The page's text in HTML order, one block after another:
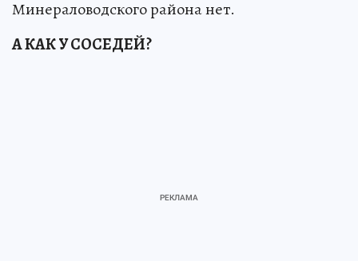
Минераловодского района нет.
А КАК У СОСЕДЕЙ?